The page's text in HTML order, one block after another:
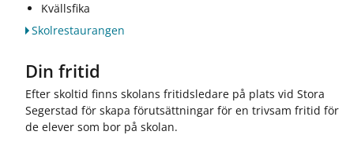
Kvällsfika
Skolrestaurangen
Din fritid
Efter skoltid finns skolans fritidsledare på plats vid Stora
Segerstad för skapa förutsättningar för en trivsam fritid för
de elever som bor på skolan.